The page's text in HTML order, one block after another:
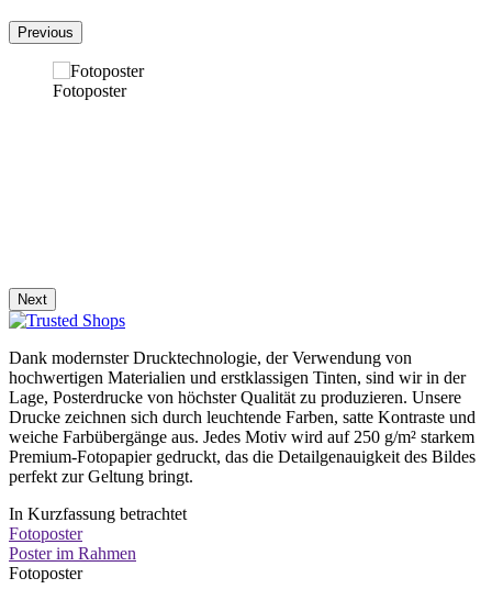
Previous
Fotoposter
Next
Dank modernster Drucktechnologie, der Verwendung von
hochwertigen Materialien und erstklassigen Tinten, sind wir in der
Lage, Posterdrucke von höchster Qualität zu produzieren. Unsere
Drucke zeichnen sich durch leuchtende Farben, satte Kontraste und
weiche Farbübergänge aus. Jedes Motiv wird auf 250 g/m² starkem
Premium-Fotopapier gedruckt, das die Detailgenauigkeit des Bildes
perfekt zur Geltung bringt.
In Kurzfassung betrachtet
Fotoposter
Poster im Rahmen
Fotoposter